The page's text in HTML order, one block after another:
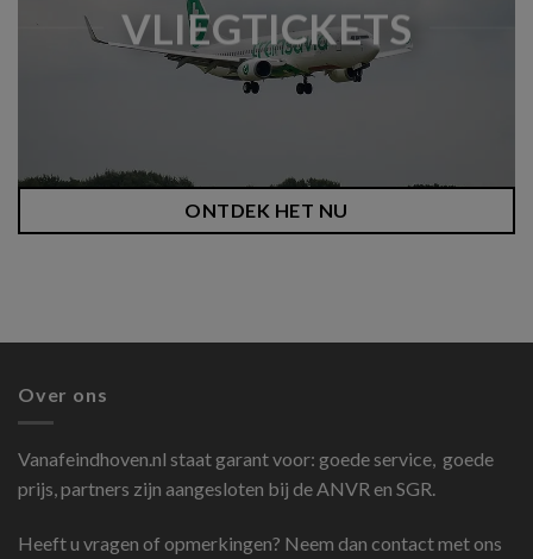
VLIEGTICKETS
ONTDEK HET NU
Over ons
Vanafeindhoven.nl staat garant voor: goede service, goede
prijs, partners zijn aangesloten bij de ANVR en SGR.
Heeft u vragen of opmerkingen? Neem dan contact met ons